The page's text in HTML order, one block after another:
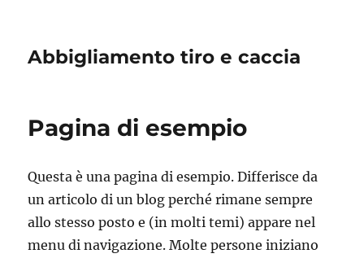
Abbigliamento tiro e caccia
Pagina di esempio
Questa è una pagina di esempio. Differisce da
un articolo di un blog perché rimane sempre
allo stesso posto e (in molti temi) appare nel
menu di navigazione. Molte persone iniziano